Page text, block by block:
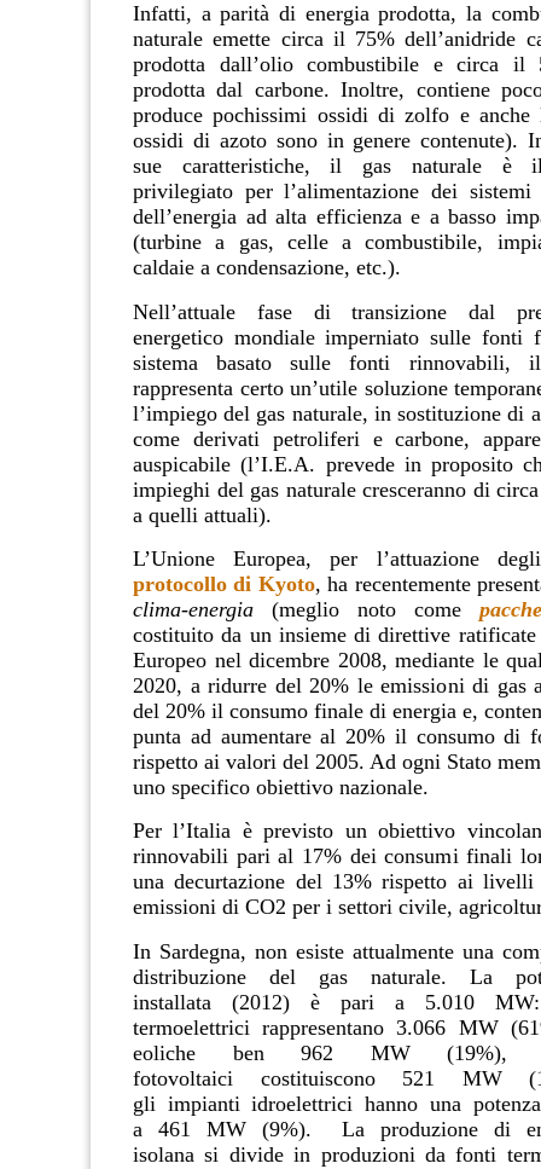
Infatti, a parità di energia prodotta, la
naturale emette circa il 75% dell’anidride
prodotta dall’olio combustibile e circa il
prodotta dal carbone. Inoltre, contiene
produce pochissimi ossidi di zolfo e
ossidi di azoto sono in genere contenute).
sue caratteristiche, il gas naturale è
privilegiato per l’alimentazione dei sistemi
dell’energia ad alta efficienza e a basso
(turbine a gas, celle a combustibile,
caldaie a condensazione, etc.).
Nell’attuale fase di transizione dal
energetico mondiale imperniato sulle fonti
sistema basato sulle fonti rinnovabili,
rappresenta certo un’utile soluzione
l’impiego del gas naturale, in sostituzione di
come derivati petroliferi e carbone,
auspicabile (l’I.E.A. prevede in proposito
impieghi del gas naturale cresceranno di
a quelli attuali).
L’Unione Europea, per l’attuazione
protocollo di Kyoto, ha recentemente
clima-energia (meglio noto come
costituito da un insieme di direttive ratificate
Europeo nel dicembre 2008, mediante le
2020, a ridurre del 20% le emissioni di gas
del 20% il consumo finale di energia e,
punta ad aumentare al 20% il consumo di
rispetto ai valori del 2005. Ad ogni Stato
uno specifico obiettivo nazionale.
Per l’Italia è previsto un obiettivo
rinnovabili pari al 17% dei consumi finali
una decurtazione del 13% rispetto ai
emissioni di CO2 per i settori civile,
In Sardegna, non esiste attualmente una
distribuzione del gas naturale. La
installata
(2012) è pari a 5.010 MW
termoelettrici rappresentano 3.066 MW
eoliche
ben 962 MW
fotovoltaici
costituiscono 521 MW
gli impianti idroelettrici hanno una
a
461 MW (9%). La
produzione di
isolana si divide in produzioni da fonti